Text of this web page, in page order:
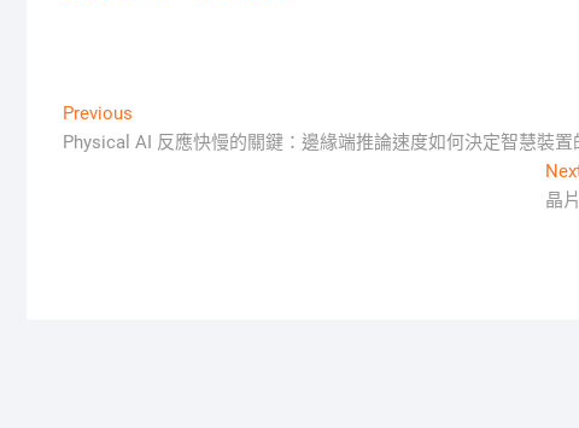
文
章
Previous
post:
Physical AI 反應快慢的關鍵：邊緣端推論速度如何決定智慧裝置
晶